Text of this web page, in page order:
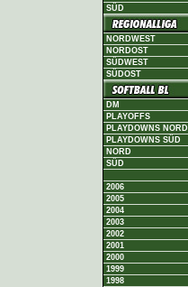
SÜD
NORDWEST
NORDOST
SÜDWEST
SÜDOST
DM
PLAYOFFS
PLAYDOWNS NORD
PLAYDOWNS SÜD
NORD
SÜD
2006
2005
2004
2003
2002
2001
2000
1999
1998